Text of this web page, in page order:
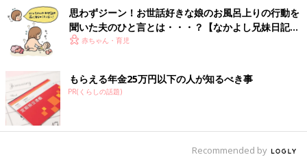
思わずジーン！お世話好きな娘のお風呂上りの行動を
聞いた夫のひと言とは・・・？【なかよし兄妹日記
vol.52】
赤ちゃん・育児
もらえる年金25万円以下の人が知るべき事
PR(くらしの話題)
Recommended by